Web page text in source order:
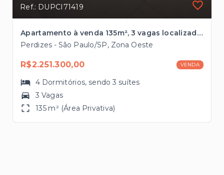
Ref.: DUPCI71419
Apartamento à venda 135m², 3 vagas localizado no bairro mais desejado da Z.Oeste
Perdizes - São Paulo/SP, Zona Oeste
R$2.251.300,00 VENDA
4 Dormitórios, sendo3 suítes
3 Vagas
135 m² (Área Privativa)